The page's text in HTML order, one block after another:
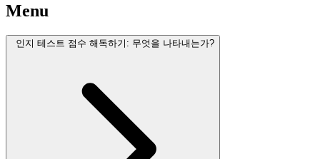
Menu
인지 테스트 점수 해독하기: 무엇을 나타내는가?